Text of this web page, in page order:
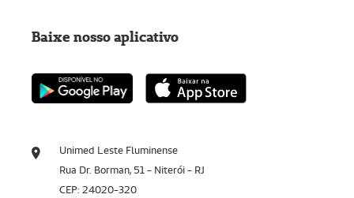
Unimed Leste Fluminense
Rua Dr. Borman, 51 - Niterói - RJ
CEP: 24020-320
Baixe nosso aplicativo